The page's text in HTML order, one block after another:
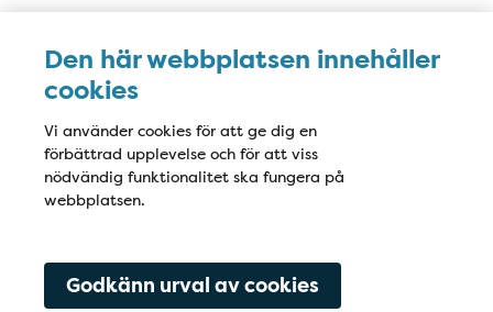
Den här webbplatsen innehåller
cookies
Vi använder cookies för att ge dig en
förbättrad upplevelse och för att viss
nödvändig funktionalitet ska fungera på
webbplatsen.
Godkänn urval av cookies
Karta